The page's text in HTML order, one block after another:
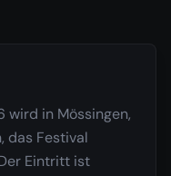
wird in Mössingen,
das Festival
Eintritt ist